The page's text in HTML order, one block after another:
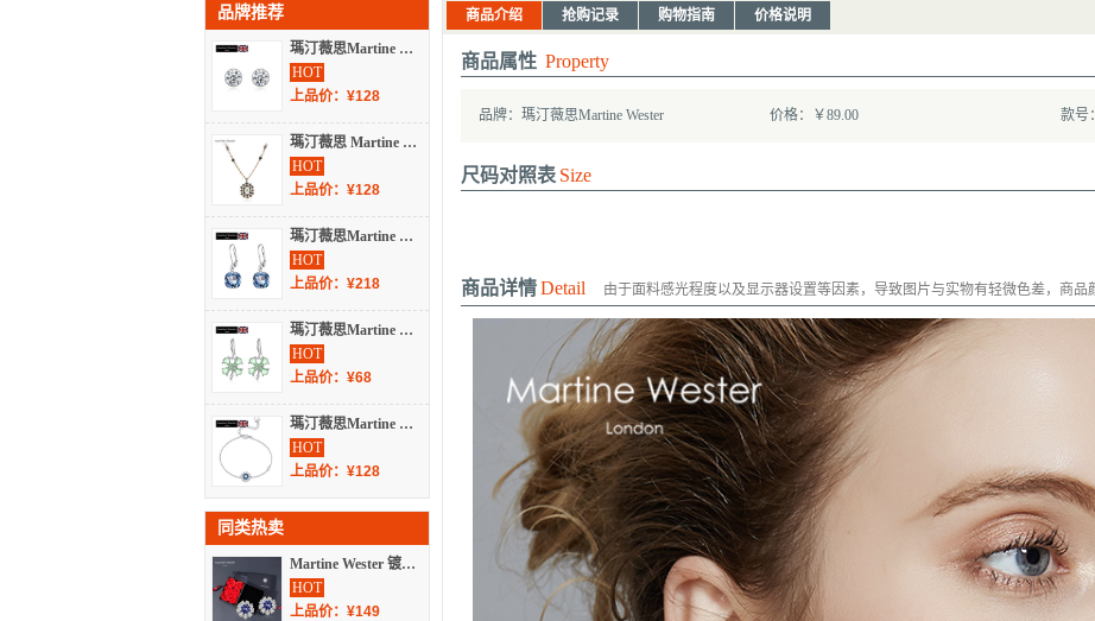
品牌推荐
瑪汀薇思Martine Wester 镀白金白色圆亮钻施华洛世奇水晶耳钉 MW20-114C
HOT
上品价：¥128
瑪汀薇思 Martine Wester 复古古典珍珠造型捷克水晶长项链 W13-006
HOT
上品价：¥128
瑪汀薇思Martine Wester 镀白金牛仔蓝玛汀热卖施华洛世奇方枕耳饰 S8-099DB
HOT
上品价：¥218
瑪汀薇思Martine Wester 绿色四叶草水晶摇逸耳饰耳坠 MW18-030C
HOT
上品价：¥68
瑪汀薇思Martine Wester Martine Wester 镀白金墨蓝色梦露手链 LTD-254BM
HOT
上品价：¥128
同类热卖
Martine Wester 镀白金黑钻石梦露施华洛世奇耳钉礼盒款 LTD-254-LH2
HOT
上品价：¥149
商品介绍 抢购记录 购物指南 价格说明
商品属性 Property
品牌：瑪汀薇思Martine Wester 价格：￥89.00 款号
尺码对照表 Size
商品详情Detail 由于面料感光程度以及显示器设置等因素，导致图片与实物有轻微色差，商品